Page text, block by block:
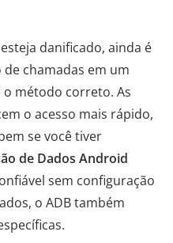
danificado, ainda é
chamadas em um
método correto. As
o acesso mais rápido,
se você tiver
de Dados Android
sem configuração
o ADB também